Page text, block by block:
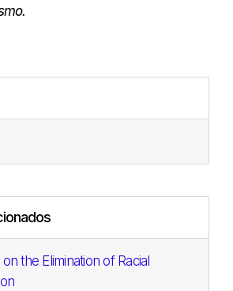
the Elimination of Racial